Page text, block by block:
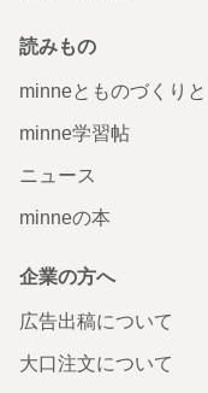
読みもの
minneとものづくりと
minne学習帖
ニュース
minneの本
企業の方へ
広告出稿について
大口注文について